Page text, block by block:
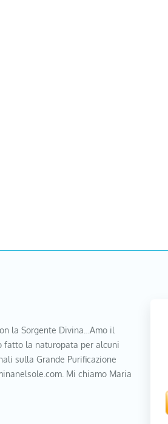
la Sorgente Divina…Amo il
fatto la naturopata per alcuni
sulla Grande Purificazione
Mi chiamo Maria